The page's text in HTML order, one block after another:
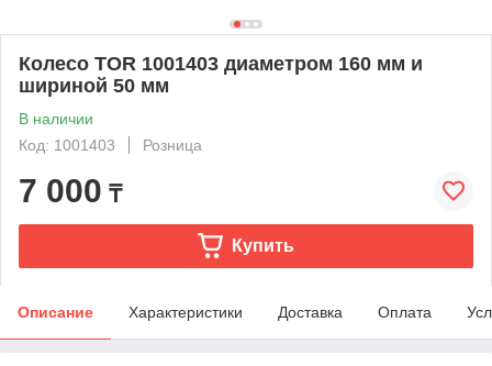
Колесо TOR 1001403 диаметром 160 мм и
шириной 50 мм
В наличии
Код: 1001403
Розница
7 000 ₸
Купить
Описание Характеристики Доставка Оплата